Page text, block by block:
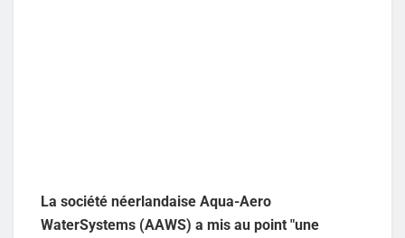
La société néerlandaise Aqua-Aero
WaterSystems (AAWS) a mis au point "une